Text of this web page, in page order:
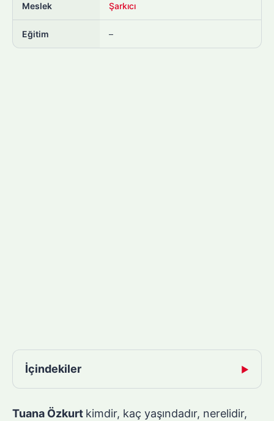
Meslek Şarkıcı
Eğitim –
İçindekiler ▶
Tuana Özkurt kimdir, kaç yaşındadır, nerelidir,